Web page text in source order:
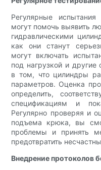
Регулярные
могут помочь выявить
гидравлическими
как они станут
могут включать
под нагрузкой и другие
в том, что цилиндры
параметров. Оценка
определить,
спецификациям и
Регулярно проверяя и
подъема крюка, вы
проблемы и принять
предотвратить
Внедрение протоколов